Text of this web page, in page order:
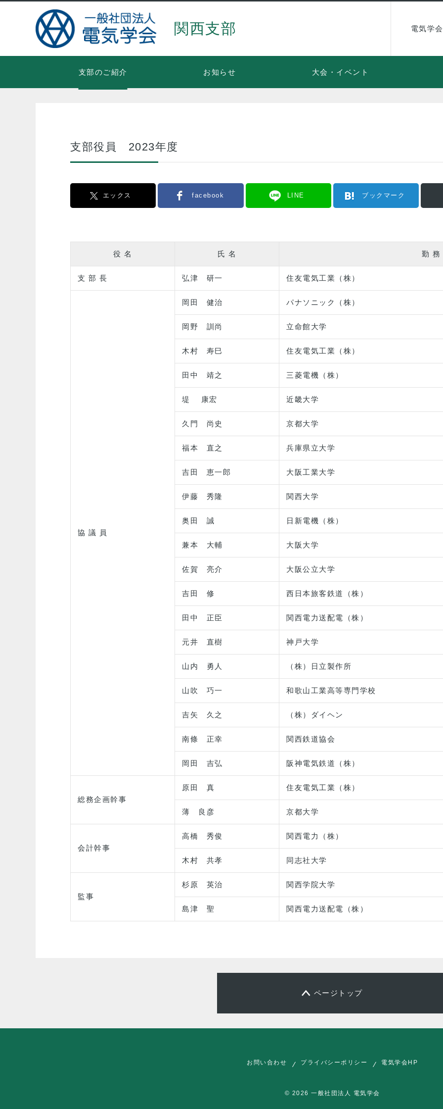
関西支部 電気学
支部のご紹介 お知らせ 大会・イベント
支部役員 2023年度
エックス facebook LINE ブックマーク
役 名 氏 名 勤 務
支 部 長 弘津 研一 住友電気工業（株）
協 議 員
岡田 健治 パナソニック（株）
岡野 訓尚 立命館大学
木村 寿巳 住友電気工業（株）
田中 靖之 三菱電機（株）
堤 康宏 近畿大学
久門 尚史 京都大学
福本 直之 兵庫県立大学
吉田 恵一郎 大阪工業大学
伊藤 秀隆 関西大学
奥田 誠 日新電機（株）
兼本 大輔 大阪大学
佐賀 亮介 大阪公立大学
吉田 修 西日本旅客鉄道（株）
田中 正臣 関西電力送配電（株）
元井 直樹 神戸大学
山内 勇人 （株）日立製作所
山吹 巧一 和歌山工業高等専門学校
吉矢 久之 （株）ダイヘン
南條 正幸 関西鉄道協会
岡田 吉弘 阪神電気鉄道（株）
総務企画幹事
原田 真 住友電気工業（株）
薄 良彦 京都大学
会計幹事
高橋 秀俊 関西電力（株）
木村 共孝 同志社大学
監事
杉原 英治 関西学院大学
島津 聖 関西電力送配電（株）
ページトップ
お問い合わせ プライバシーポリシー 電気学会HP
© 2026 一般社団法人 電気学会